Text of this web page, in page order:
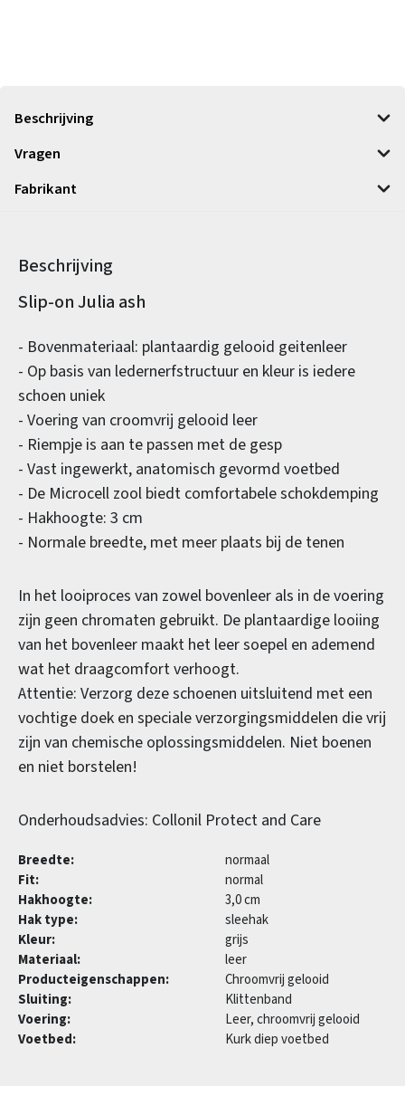
Beschrijving
Vragen
Fabrikant
Beschrijving
Productinformatie
Slip-on Julia ash
- Bovenmateriaal: plantaardig gelooid geitenleer
- Op basis van ledernerfstructuur en kleur is iedere
schoen uniek
- Voering van croomvrij gelooid leer
- Riempje is aan te passen met de gesp
- Vast ingewerkt, anatomisch gevormd voetbed
- De Microcell zool biedt comfortabele schokdemping
- Hakhoogte: 3 cm
- Normale breedte, met meer plaats bij de tenen
In het looiproces van zowel bovenleer als in de voering
zijn geen chromaten gebruikt. De plantaardige looiing
van het bovenleer maakt het leer soepel en ademend
wat het draagcomfort verhoogt.
Attentie: Verzorg deze schoenen uitsluitend met een
vochtige doek en speciale verzorgingsmiddelen die vrij
zijn van chemische oplossingsmiddelen. Niet boenen
en niet borstelen!
Onderhoudsadvies: Collonil Protect and Care
Breedte:
normaal
Fit:
normal
Hakhoogte:
3,0 cm
Hak type:
sleehak
Kleur:
grijs
Materiaal:
leer
Producteigenschappen:
Chroomvrij gelooid
Sluiting:
Klittenband
Voering:
Leer, chroomvrij gelooid
Voetbed:
Kurk diep voetbed